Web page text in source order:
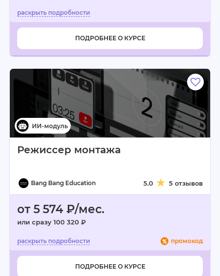
ПОДРОБНЕЕ О КУРСЕ
Режиссер монтажа
Bang Bang Education 5.0 5 отзывов
от 5 574 ₽/мес.
или сразу 100 320 ₽
промокод
ПОДРОБНЕЕ О КУРСЕ